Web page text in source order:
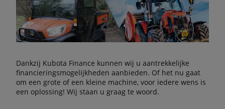
Dankzij Kubota Finance kunnen wij u aantrekkelijke
financieringsmogelijkheden aanbieden. Of het nu gaat
om een grote of een kleine machine, voor iedere wens is
een oplossing! Wij staan u graag te woord.